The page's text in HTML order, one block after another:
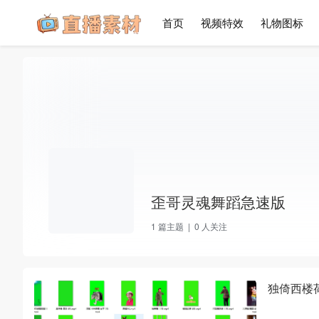
首页 视频特效 礼物图标
歪哥灵魂舞蹈急速版
1 篇主题 | 0 人关注
独倚西楼